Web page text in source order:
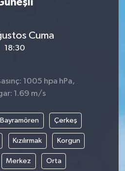
Cuma
18:30
1005 hpa hPa,
1.69 m/s
Bayramören Çerkeş
Kızılırmak Korgun
Merkez Orta